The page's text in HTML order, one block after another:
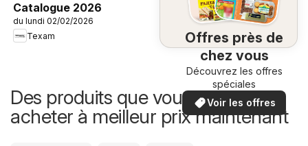
Catalogue 2026
du lundi 02/02/2026
Texam
Offres près de
chez vous
Découvrez les offres
spéciales
Voir les offres
Des produits que vous pouvez
acheter à meilleur prix maintenant